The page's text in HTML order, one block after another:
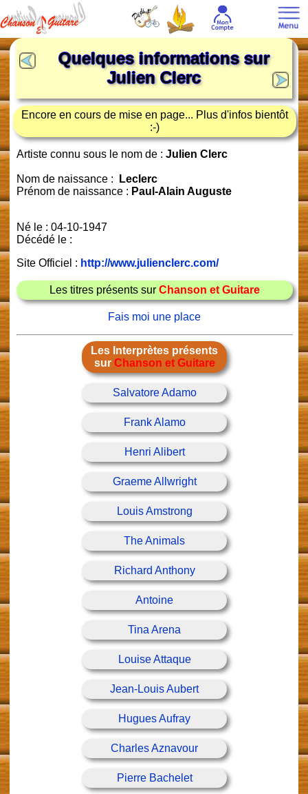
Quelques informations sur
Julien Clerc
Encore en cours de mise en page... Plus d'infos bientôt
:-)
Artiste connu sous le nom de : Julien Clerc
Nom de naissance :
Leclerc
Prénom de naissance : Paul-Alain Auguste
Né le : 04-10-1947
Décédé le :
Site Officiel : http://www.julienclerc.com/
Les titres présents sur Chanson et Guitare
Fais moi une place
Les Interprètes présents
sur Chanson et Guitare
Salvatore Adamo
Frank Alamo
Henri Alibert
Graeme Allwright
Louis Amstrong
The Animals
Richard Anthony
Antoine
Tina Arena
Louise Attaque
Jean-Louis Aubert
Hugues Aufray
Charles Aznavour
Pierre Bachelet